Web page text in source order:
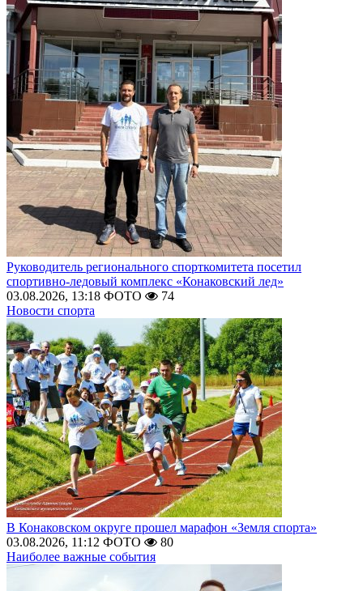
Руководитель регионального спорткомитета посетил
спортивно-ледовый комплекс «Конаковский лед»
03.08.2026, 13:18 ФОТО
74
Новости спорта
В Конаковском округе прошел марафон «Земля спорта»
03.08.2026, 11:12 ФОТО
80
Наиболее важные события